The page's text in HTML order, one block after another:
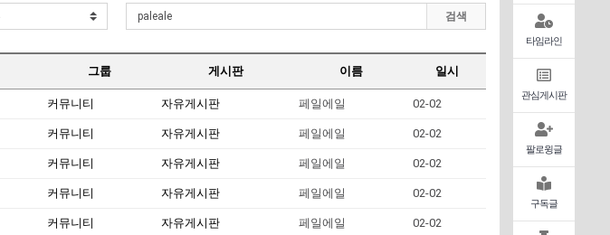
타임라인
관심게시판
팔로윙글
구독글
검색
그룹 게시판 이름 일시
커뮤니티 자유게시판 페일에일 02-02
커뮤니티 자유게시판 페일에일 02-02
커뮤니티 자유게시판 페일에일 02-02
커뮤니티 자유게시판 페일에일 02-02
커뮤니티 자유게시판 페일에일 02-02